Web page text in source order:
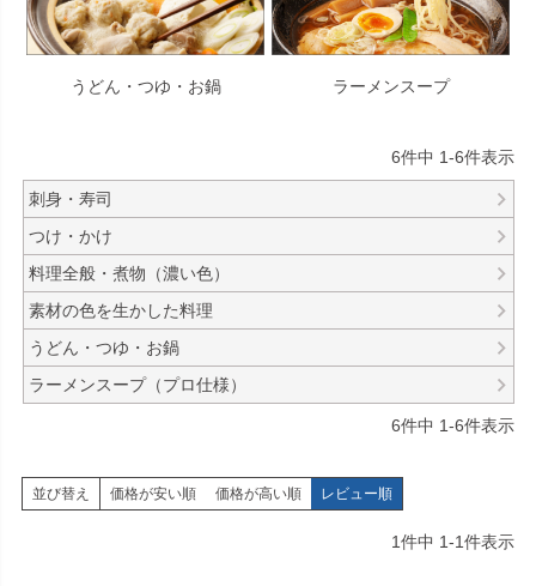
うどん・つゆ・お鍋 ラーメンスープ
6件中 1-6件表示
刺身・寿司
つけ・かけ
料理全般・煮物（濃い色）
素材の色を生かした料理
うどん・つゆ・お鍋
ラーメンスープ（プロ仕様）
6件中 1-6件表示
並び替え 価格が安い順 価格が高い順 レビュー順
1件中 1-1件表示